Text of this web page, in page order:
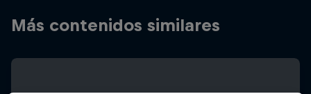
Más contenidos similares